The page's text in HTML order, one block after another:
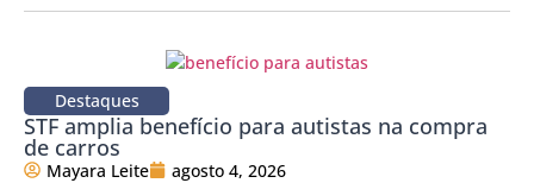
Destaques
STF amplia benefício para autistas na compra
de carros
Mayara Leite agosto 4, 2026